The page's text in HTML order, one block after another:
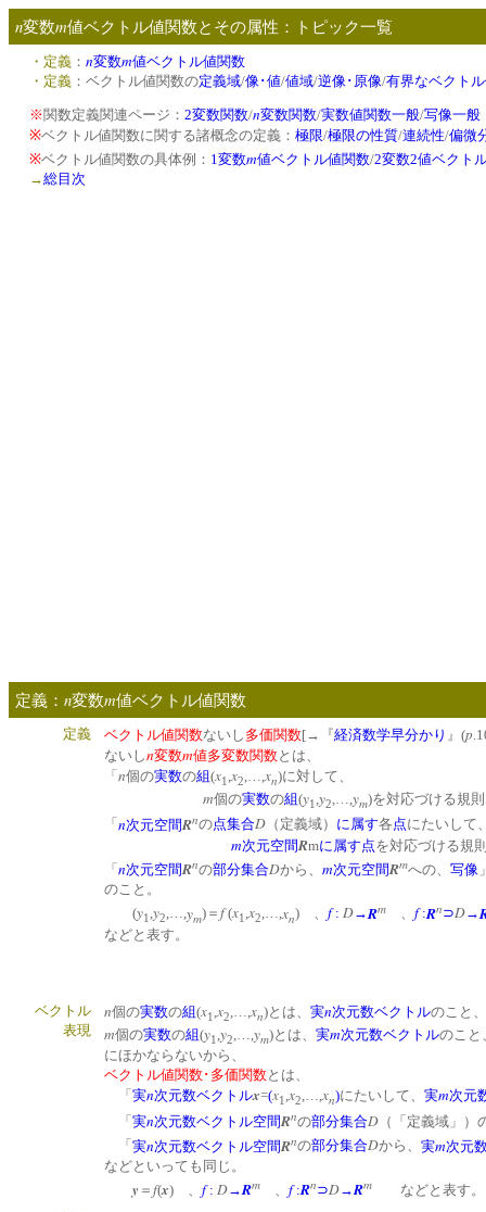
n変数m値ベクトル値関数とその属性：トピック一覧
・定義 ： n変数m値ベクトル値関数
・定義 ：ベクトル値関数の定義域/像･値/値域/逆像･原像/有界なベクト
※ 関数定義関連ページ： 2変数関数/n変数関数/実数値関数一般/写像一般
※ベクトル値関数に関する諸概念の定義： 極限/極限の性質/連続性/偏微
※ベクトル値関数の具体例： 1変数m値ベクトル値関数/2変数2値ベクト
→総目次
定義： n変数m値ベクトル値関数
定義 ベクトル値関数ないし 多価関数[→『経済数学早分かり 』(p
ないしn変数m値多変数関数とは、
「 n個の実数の組(x1 ,x2,…,xn)に対して、
m個の実数の組(y1 y2 ym)を対応づける規
「 n次元空間Rnの点集合D （定義域） に属す各点にたいして
m次元空間Rmに属す 点を対応づける規
「 n次元空間Rnの部分集合Dから、 m次元空間Rmへの、 写像
のこと。
(y1 ,y2,…,ym)＝ f(x1 ,x2,…,xn) 、 f : D→Rm 、 f :Rn⊃D→
などと表す。
ベクトル
表現
n個の実数の組(x1 ,x2,…,xn)とは、 実n次元数ベクトルのこと、
m個の実数の組(y1 y2 ym)とは、 実m次元数ベクトルのこと
にほかならないから、
ベクトル値関数･多価関数とは、
「 実n次元数ベクトルx=(x1 ,x2,…,xn)にたいして、 実m次元
「 実n次元数ベクトル空間Rnの部分集合D （「定義域」）
「 実n次元数ベクトル空間Rnの部分集合Dから、 実m次元
などといっても同じ。
y ＝ f(x) 、 f : D→Rm 、 f :Rn⊃D→Rm などと表す。